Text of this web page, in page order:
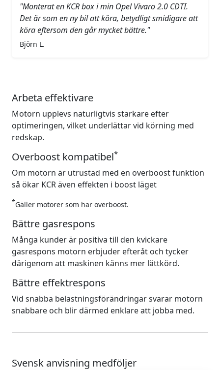
"Monterat en KCR box i min Opel Vivaro 2.0 CDTI.
Det är som en ny bil att köra, betydligt smidigare att
köra eftersom den går mycket bättre."
Björn L.
Arbeta effektivare
Motorn upplevs naturligtvis starkare efter
optimeringen, vilket underlättar vid körning med
redskap.
Overboost kompatibel*
Om motorn är utrustad med en overboost funktion
så ökar KCR även effekten i boost läget
*Gäller motorer som har overboost.
Bättre gasrespons
Många kunder är positiva till den kvickare
gasrespons motorn erbjuder efteråt och tycker
därigenom att maskinen känns mer lättkörd.
Bättre effektrespons
Vid snabba belastningsförändringar svarar motorn
snabbare och blir därmed enklare att jobba med.
Svensk anvisning medföljer